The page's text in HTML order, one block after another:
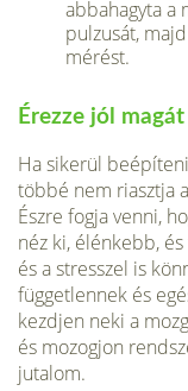
abbahagyta a
pulzusát,
mérést.
Érezze jól magát
Ha sikerül
többé nem riasztja
Észre fogja venni,
néz ki, élénkebb,
és a stresszel is
függetlennek és
kezdjen neki a
és mozogjon
jutalom.